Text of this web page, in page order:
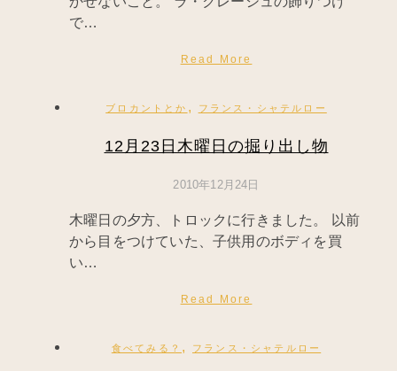
で…
Read More
ブロカントとか , フランス・シャテルロー
12月23日木曜日の掘り出し物
2010年12月24日
木曜日の夕方、トロックに行きました。 以前
から目をつけていた、子供用のボディを買
い…
Read More
食べてみる？ , フランス・シャテルロー